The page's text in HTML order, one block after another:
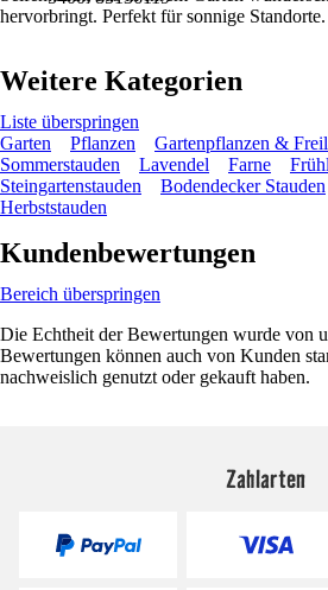
hervorbringt. Perfekt für sonnige Standorte.
Weitere Kategorien
Liste überspringen
Garten
Pflanzen Gartenpflanzen &
Sommerstauden
Lavendel Farne
Steingartenstauden
Bodendecker Stauden
Herbststauden
Kundenbewertungen
Bereich überspringen
Die Echtheit der Bewertungen wurde von
Bewertungen können auch von Kunden
nachweislich genutzt oder gekauft haben.
Zahlarten